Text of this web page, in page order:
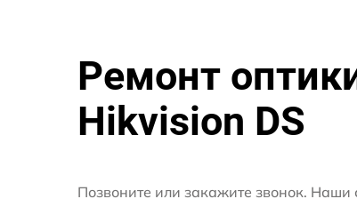
Ремонт
Hikvision DS
Позвоните или закажите звонок. Наши